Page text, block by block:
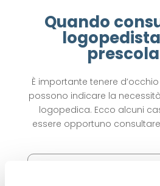
Quando
È importante tenere
possono indicare la
logopedica. Ecco alcuni
essere opportuno